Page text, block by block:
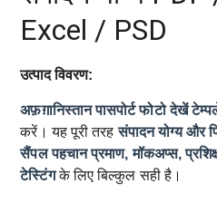
Excel / PSD
उत्पाद विवरण:
अफ़ग़ानिस्तान पासपोर्ट फोटो देखें
करें। यह पूरी तरहसंपादन योग्य और
सैंपल पहचान प्रमाण, मॉकअप्स,
टेस्टिंगके लिए बिल्कुल सही है।